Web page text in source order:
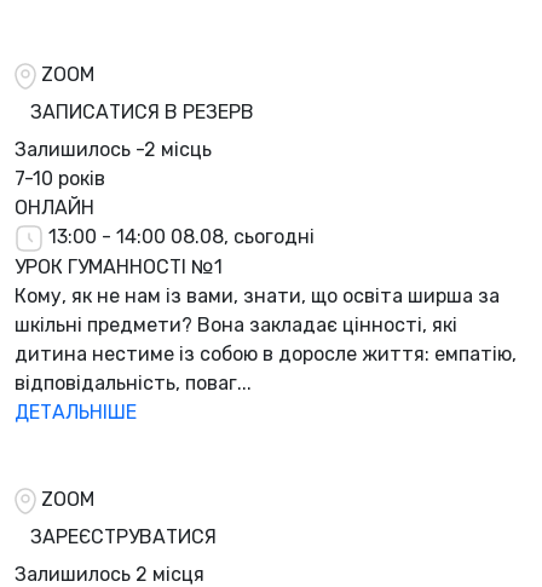
ZOOM
ЗАПИСАТИСЯ В РЕЗЕРВ
Залишилось -2 місць
7-10 років
ОНЛАЙН
13:00 - 14:00 08.08, сьогодні
УРОК ГУМАННОСТІ №1
Кому, як не нам із вами, знати, що освіта ширша за
шкільні предмети? Вона закладає цінності, які
дитина нестиме із собою в доросле життя: емпатію,
відповідальність, поваг...
ДЕТАЛЬНІШЕ
ZOOM
ЗАРЕЄСТРУВАТИСЯ
Залишилось 2 місця